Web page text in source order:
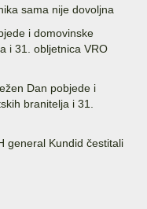
sama nije dovoljna
i domovinske
i 31. obljetnica VRO
Dan pobjede i
branitelja i 31.
general Kundid čestitali